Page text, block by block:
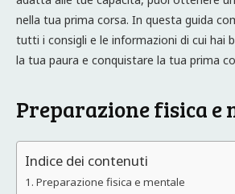
nella tua prima corsa. In questa guida
tutti i consigli e le informazioni di cui hai
la tua paura e conquistare la tua prima
Preparazione fisica e
Indice dei contenuti
Preparazione fisica e mentale